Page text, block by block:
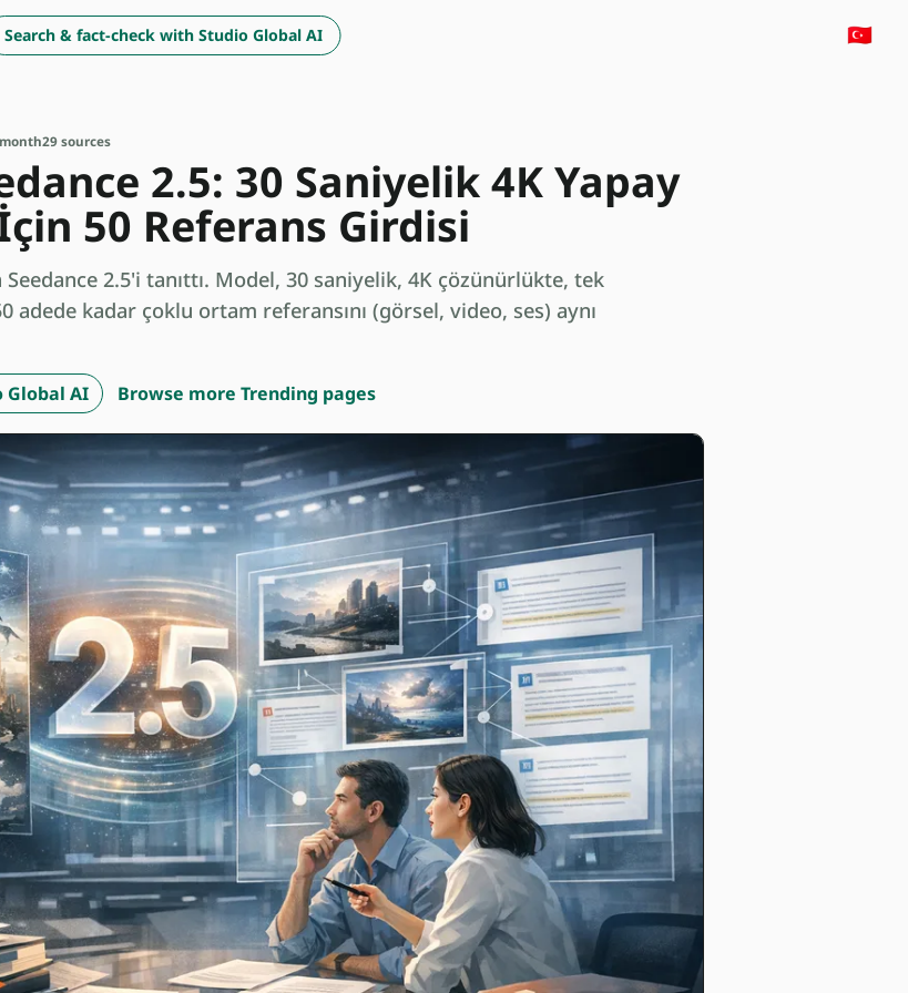
Search & fact-check with Studio Global AI 🇹🇷
29 sources
2.5: 30 Saniyelik 4K Yapay
50 Referans Girdisi
2.5'i tanıttı. Model, 30 saniyelik, 4K çözünürlükte, tek
kadar çoklu ortam referansını (görsel, video, ses) aynı
Global AI Browse more Trending pages